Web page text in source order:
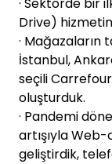
Drive)
·
İstanbul,
seçili
oluşturduk.
· Pandemi
artışıyla
geliştirdik,